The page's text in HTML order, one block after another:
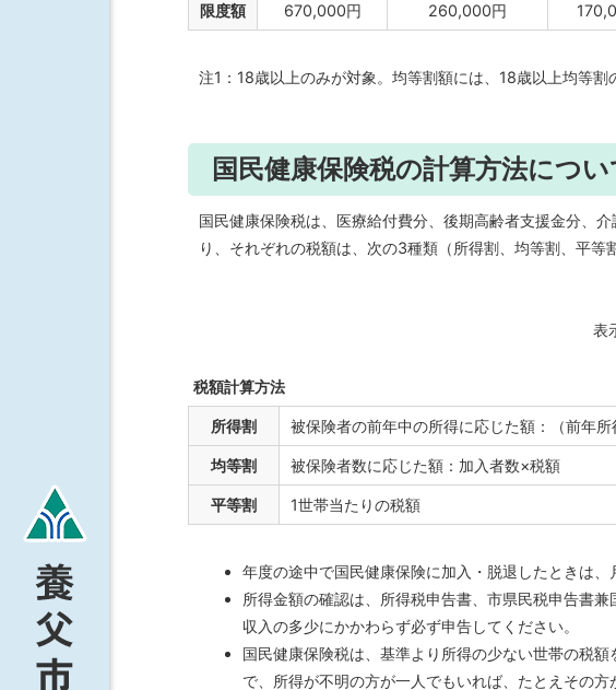
限度額 670,000円 260,000円
注1：18歳以上のみが対象。均等割額には、18歳以上均等割
国民健康保険税の計算方法につい
国民健康保険税は、医療給付費分、後期高齢者支援金分、
り、それぞれの税額は、次の3種類（所得割、均等割、平等
表
表
税額計算方法
所得割 被保険者の前年中の所得に応じた額：（前年
均等割 被保険者数に応じた額：加入者数×税額
平等割 1世帯当たりの税額
年度の途中で国民健康保険に加入・脱退したときは、
所得金額の確認は、所得税申告書、市県民税申告書
収入の多少にかかわらず必ず申告してください。
国民健康保険税は、基準より所得の少ない世帯の税
で、所得が不明の方が一人でもいれば、たとえその方